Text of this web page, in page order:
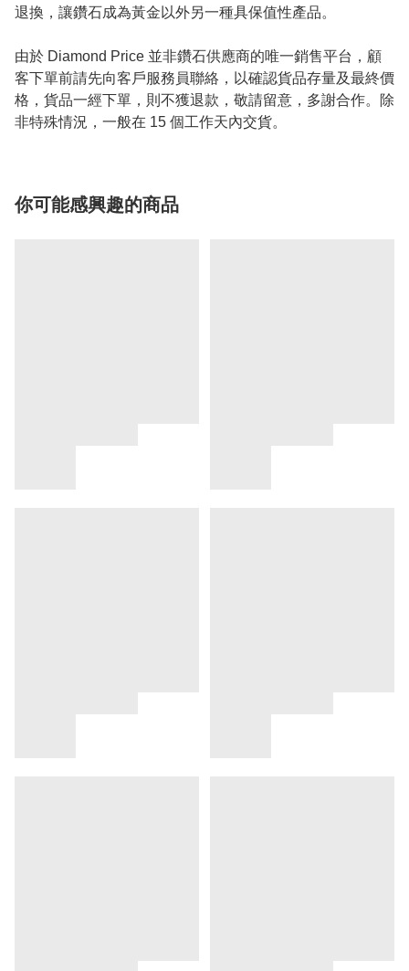
退換，讓鑽石成為黃金以外另一種具保值性產品。
由於 Diamond Price 並非鑽石供應商的唯一銷售平台，顧
客下單前請先向客戶服務員聯絡，以確認貨品存量及最終價
格，貨品一經下單，則不獲退款，敬請留意，多謝合作。除
非特殊情況，一般在 15 個工作天內交貨。
你可能感興趣的商品